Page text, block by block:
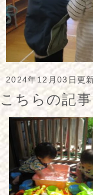
2024年12月03日更
こちらの記